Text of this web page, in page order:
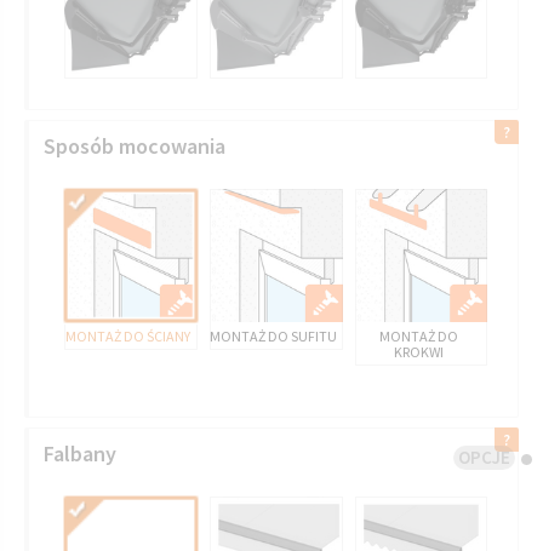
OPCJE
Sposób mocowania
MONTAŻ DO ŚCIANY MONTAŻ DO SUFITU
MONTAŻ DO
KROKWI
Falbany